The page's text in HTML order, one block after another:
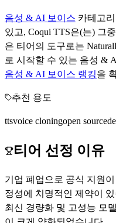
음성 & AI 보이스 카테고
있고, Coqui TTS은(는) 그중
은 티어의 도구로는
로 시작할 수 있는 음성 &
음성 & AI 보이스 랭킹을
추천 용도
ttsvoice cloningopen source
티어 선정 이유
기업 폐업으로 공식 지원
정성에 치명적인 제약이
최신 경량화 및 고성능 모